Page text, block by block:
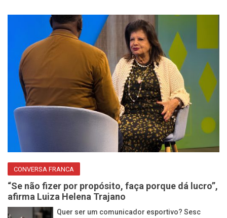
CONVERSA FRANCA
“Se não fizer por propósito, faça porque dá lucro”,
afirma Luiza Helena Trajano
Quer ser um comunicador esportivo? Sesc